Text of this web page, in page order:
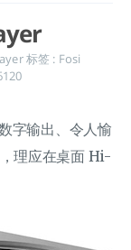
标签 : Fosi
字输出、令人愉
理应在桌面 Hi-